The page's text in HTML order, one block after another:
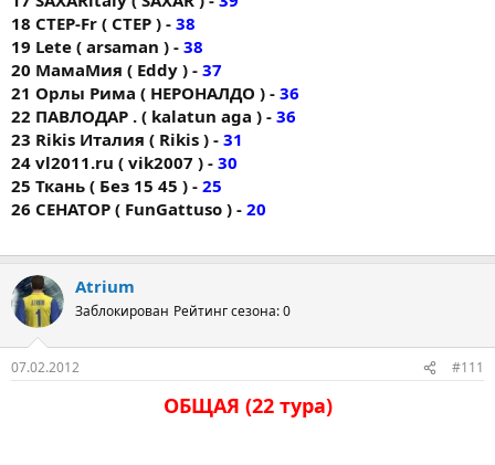
18 CTEP-Fr ( CTEP ) - 38
19 Lete ( arsaman ) - 38
20 МамаМия ( Eddy ) - 37
21 Орлы Рима ( НЕРОНАЛДО ) - 36
22 ПАВЛОДАР . ( kalatun aga ) - 36
23 Rikis Италия ( Rikis ) - 31
24 vl2011.ru ( vik2007 ) - 30
25 Ткань ( Без 15 45 ) - 25
26 СЕНАТОР ( FunGattuso ) - 20
Atrium
Заблокирован Рейтинг сезона: 0
07.02.2012 #111
ОБЩАЯ (22 тура)